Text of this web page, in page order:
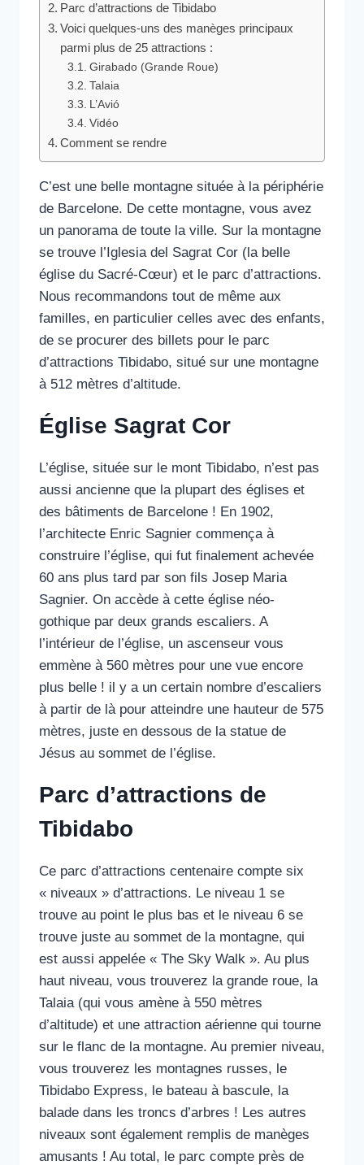
Parc d’attractions de Tibidabo
Voici quelques-uns des manèges principaux
parmi plus de 25 attractions :
Girabado (Grande Roue)
Talaia
L’Avió
Vidéo
Comment se rendre
C’est une belle montagne située à la périphérie
de Barcelone. De cette montagne, vous avez
un panorama de toute la ville. Sur la montagne
se trouve l’Iglesia del Sagrat Cor (la belle
église du Sacré-Cœur) et le parc d’attractions.
Nous recommandons tout de même aux
familles, en particulier celles avec des enfants,
de se procurer des billets pour le parc
d’attractions Tibidabo, situé sur une montagne
à 512 mètres d’altitude.
Église Sagrat Cor
L’église, située sur le mont Tibidabo, n’est pas
aussi ancienne que la plupart des églises et
des bâtiments de Barcelone ! En 1902,
l’architecte Enric Sagnier commença à
construire l’église, qui fut finalement achevée
60 ans plus tard par son fils Josep Maria
Sagnier. On accède à cette église néo-
gothique par deux grands escaliers. A
l’intérieur de l’église, un ascenseur vous
emmène à 560 mètres pour une vue encore
plus belle ! il y a un certain nombre d’escaliers
à partir de là pour atteindre une hauteur de 575
mètres, juste en dessous de la statue de
Jésus au sommet de l’église.
Parc d’attractions de
Tibidabo
Ce parc d’attractions centenaire compte six
« niveaux » d’attractions. Le niveau 1 se
trouve au point le plus bas et le niveau 6 se
trouve juste au sommet de la montagne, qui
est aussi appelée « The Sky Walk ». Au plus
haut niveau, vous trouverez la grande roue, la
Talaia (qui vous amène à 550 mètres
d’altitude) et une attraction aérienne qui tourne
sur le flanc de la montagne. Au premier niveau,
vous trouverez les montagnes russes, le
Tibidabo Express, le bateau à bascule, la
balade dans les troncs d’arbres ! Les autres
niveaux sont également remplis de manèges
amusants ! Au total, le parc compte près de